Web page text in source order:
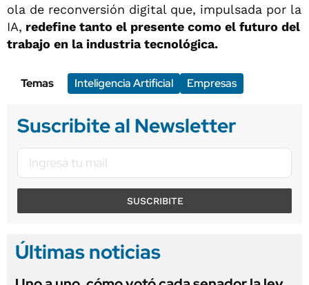
ola de reconversión digital que, impulsada por la
IA, redefine tanto el presente como el futuro del
trabajo en la industria tecnológica.
Temas Inteligencia Artificial Empresas
Suscribite al Newsletter
SUSCRIBITE
Últimas noticias